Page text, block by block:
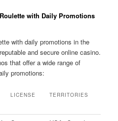
with Daily Promotions
with daily promotions in the
and secure online casino.
that offer a wide range of
promotions:
LICENSE TERRITORIES